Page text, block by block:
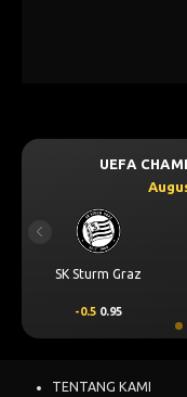
UEFA
SK Sturm Graz
-0.5 0.95
Previous
TENTANG KAMI